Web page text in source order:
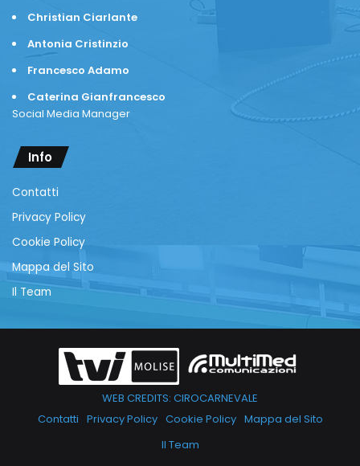
Christian Ciarlante
Antonia Cristinzio
Francesco Adamo
Caterina Gianfrancesco
Social Media Manager
Info
Contatti
Privacy Policy
Cookie Policy
Mappa del Sito
Il Team
WEB CREDITS: CIROCARNEVALE
Contatti Privacy Policy Cookie Policy Mappa del Sito
Il Team